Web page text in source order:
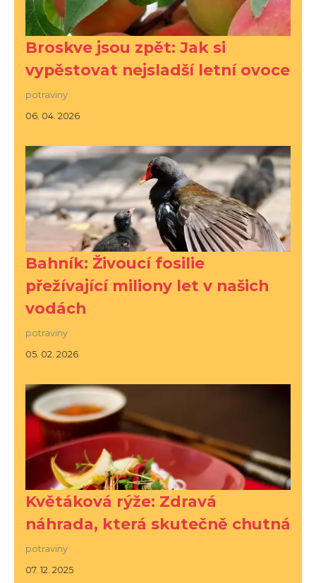
Broskve jsou zpět: Jak si
vypěstovat nejsladší letní ovoce
potraviny
06. 04. 2026
Bahník: Živoucí fosilie
přežívající miliony let v našich
vodách
potraviny
05. 02. 2026
Květáková rýže: Zdravá
náhrada, která skutečně chutná
potraviny
07. 12. 2025